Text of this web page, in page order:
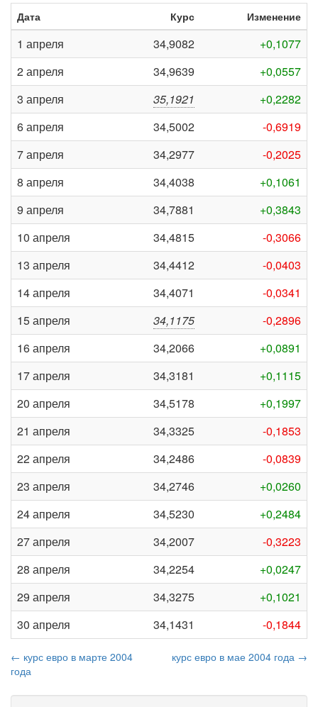
Дата
Курс Изменение
1 апреля 34,9082
+0,1077
2 апреля
34,9639
+0,0557
3 апреля
35,1921
+0,2282
6 апреля
34,5002
-0,6919
7 апреля
34,2977
-0,2025
8 апреля
34,4038
+0,1061
9 апреля
34,7881
+0,3843
10 апреля
34,4815
-0,3066
13 апреля
34,4412
-0,0403
14 апреля
34,4071
-0,0341
15 апреля
34,1175
-0,2896
16 апреля
34,2066
+0,0891
17 апреля
34,3181
+0,1115
20 апреля
34,5178
+0,1997
21 апреля
34,3325
-0,1853
22 апреля
34,2486
-0,0839
23 апреля
34,2746
+0,0260
24 апреля
34,5230
+0,2484
27 апреля
34,2007
-0,3223
28 апреля
34,2254
+0,0247
29 апреля
34,3275
+0,1021
30 апреля
34,1431 -0,1844
← курс евро в марте 2004
года
курс евро в мае 2004 года →